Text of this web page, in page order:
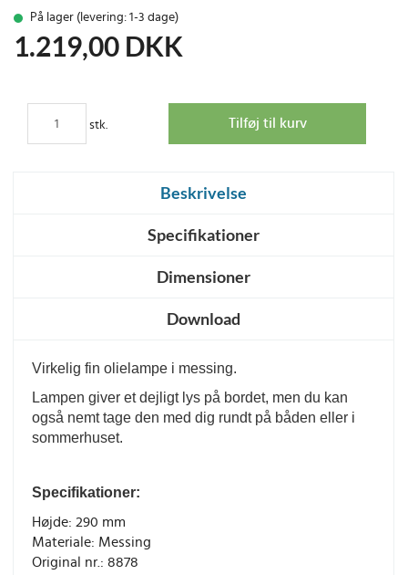
På lager (levering: 1-3 dage)
1.219,00 DKK
stk.
Beskrivelse
Specifikationer
Dimensioner
Download
Virkelig fin olielampe i messing.
Lampen giver et dejligt lys på bordet, men du kan
også nemt tage den med dig rundt på båden eller i
sommerhuset.
Specifikationer:
Højde: 290 mm
Materiale: Messing
Original nr.: 8878